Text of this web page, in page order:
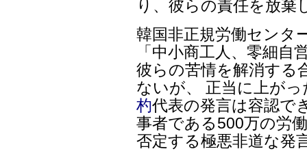
り、彼らの責任を放棄
韓国非正規労働センタ
「中小商工人、零細
彼らの苦情を解消する
ないが、 正当に上が
杓代表の発言は容認で
事者である500万の労
否定する極悪非道な発